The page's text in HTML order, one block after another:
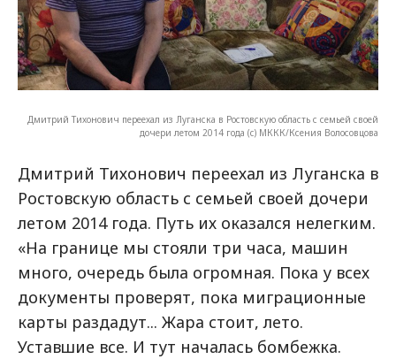
Дмитрий Тихонович переехал из Луганска в Ростовскую область с семьей своей
дочери летом 2014 года (c) МККК/Ксения Волосовцова
Дмитрий Тихонович переехал из Луганска в
Ростовскую область с семьей своей дочери
летом 2014 года. Путь их оказался нелегким.
«На границе мы стояли три часа, машин
много, очередь была огромная. Пока у всех
документы проверят, пока миграционные
карты раздадут... Жара стоит, лето.
Уставшие все. И тут началась бомбежка.